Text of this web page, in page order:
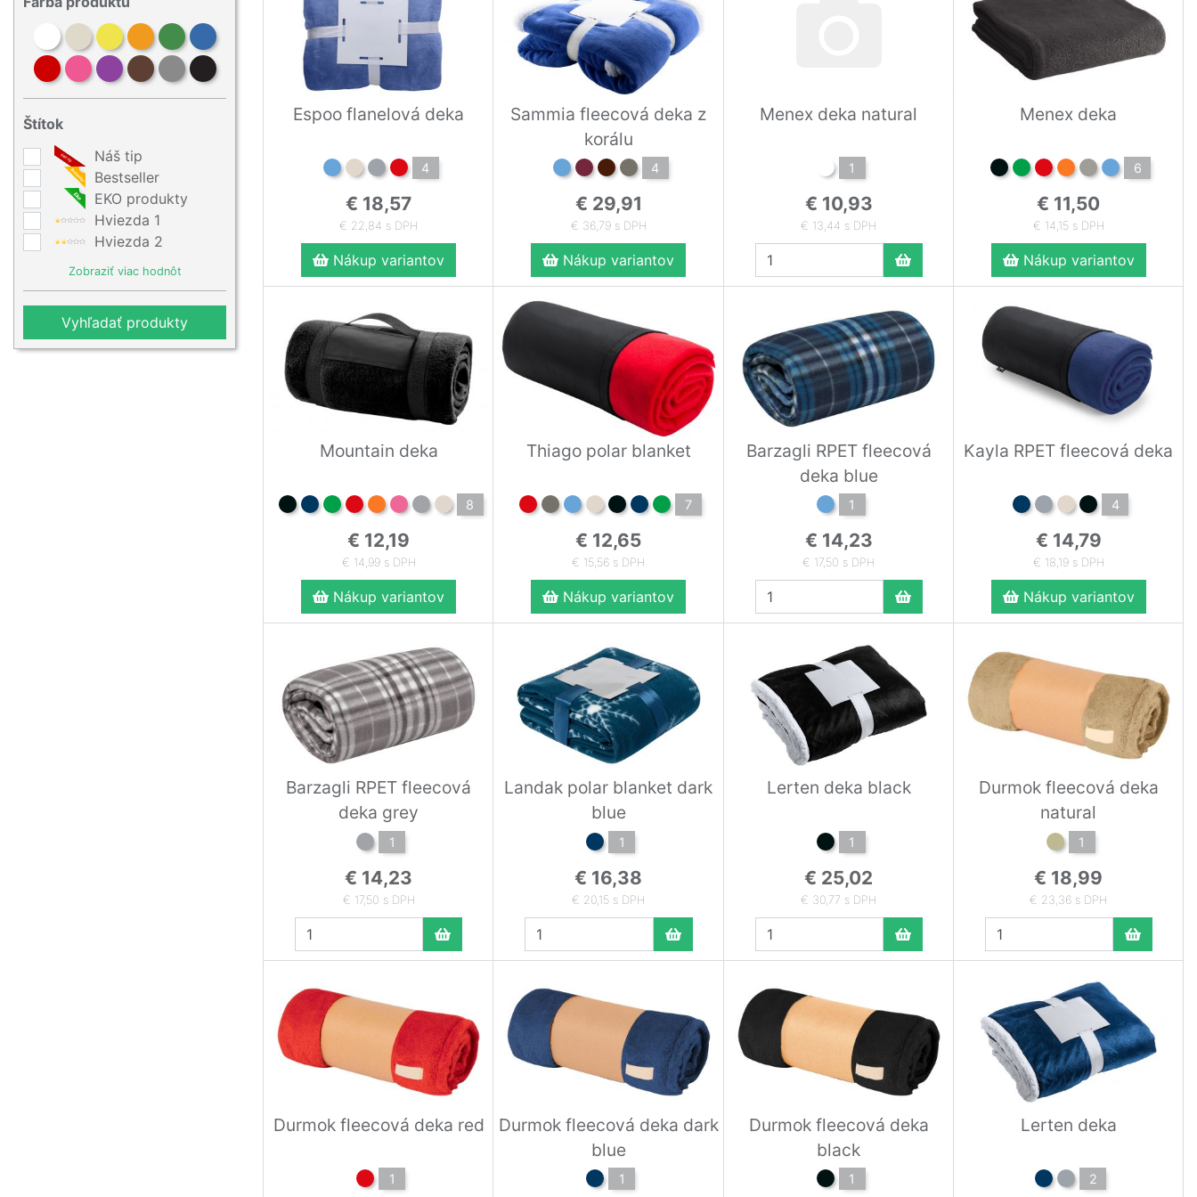
Štítok
Náš tip
Bestseller
EKO produkty
Hviezda 1
Hviezda 2
Zobraziť viac hodnôt
Vyhľadať produkty
Espoo flanelová deka
4
€ 18,57
€ 22,84 s DPH
Nákup variantov
Sammia fleecová deka z
korálu
4
€ 29,91
€ 36,79 s DPH
Nákup variantov
Menex deka natural
1
€ 10,93
€ 13,44 s DPH
Menex deka
6
€ 11,50
€ 14,15 s DPH
Nákup variantov
Mountain deka
8
€ 12,19
€ 14,99 s DPH
Nákup variantov
Thiago polar blanket
7
€ 12,65
€ 15,56 s DPH
Nákup variantov
Barzagli RPET fleecová
deka blue
1
€ 14,23
€ 17,50 s DPH
Kayla RPET fleecová deka
4
€ 14,79
€ 18,19 s DPH
Nákup variantov
Barzagli RPET fleecová
deka grey
1
€ 14,23
€ 17,50 s DPH
Landak polar blanket dark
blue
1
€ 16,38
€ 20,15 s DPH
Lerten deka black
1
€ 25,02
€ 30,77 s DPH
Durmok fleecová deka
natural
1
€ 18,99
€ 23,36 s DPH
Durmok fleecová deka red
1
Durmok fleecová deka dark
blue
1
Durmok fleecová deka
black
1
Lerten deka
2